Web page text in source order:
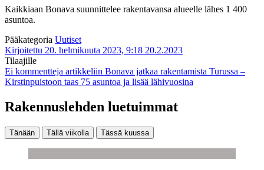
Kaikkiaan Bonava suunnittelee rakentavansa alueelle lähes 1 400
asuntoa.
Pääkategoria Uutiset
Kirjoitettu 20. helmikuuta 2023, 9:18 20.2.2023
Tilaajille
Ei kommentteja artikkeliin Bonava jatkaa rakentamista Turussa –
Kirstinpuistoon taas 75 asuntoa ja lisää lähivuosina
Rakennuslehden luetuimmat
Tänään Tällä viikolla Tässä kuussa